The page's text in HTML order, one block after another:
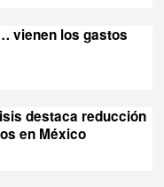
vienen los gastos
destaca reducción
en México